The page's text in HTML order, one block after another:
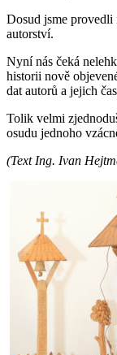
Dosud jsme
autorství.
Nyní nás čeká
historii nově
dat autorů a jejich
Tolik velmi
osudu jednoho
(Text Ing. Ivan